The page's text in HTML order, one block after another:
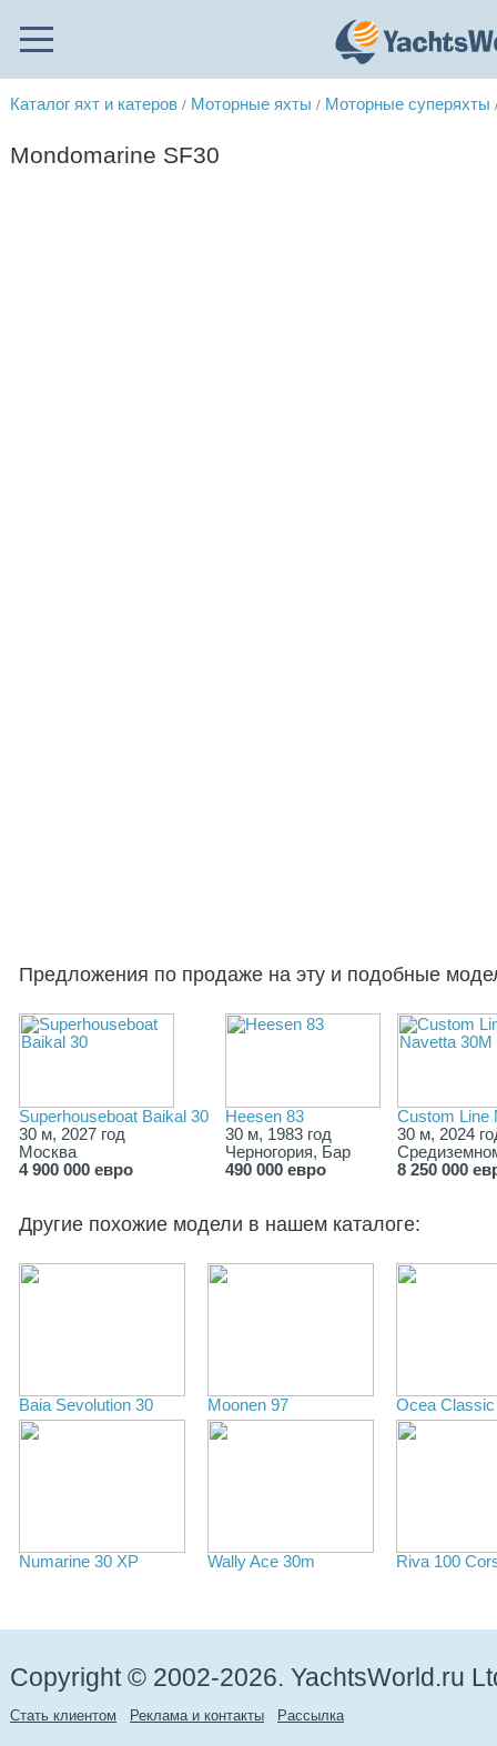
Каталог яхт и катеров / Моторные яхты / Моторные суперяхты
Mondomarine SF30
Предложения по продаже на эту и подобные
Superhouseboat Baikal 30
30 м, 2027 год
Москва
4 900 000 евро
Heesen 83
30 м, 1983 год
Черногория, Бар
490 000 евро
Custom Line
30 м, 2024
8 250 000
Другие похожие модели в нашем каталоге:
Baia Sevolution 30 Moonen 97 Ocea Classic
Numarine 30 XP Wally Ace 30m Riva 100
Copyright © 2002-2026. YachtsWorld.ru
Стать клиентом Реклама и контакты Рассылка